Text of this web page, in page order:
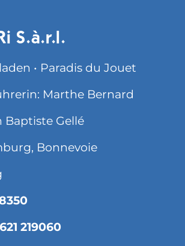
S.à.r.l.
• Paradis du Jouet
Marthe Bernard
Baptiste Gellé
Bonnevoie
219060